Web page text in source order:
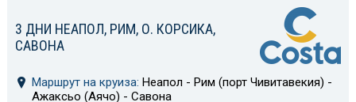
3 ДНИ НЕАПОЛ, РИМ, О. КОРСИКА,
САВОНА
Маршрут на круиза: Неапол - Рим (порт Чивитавекия) -
Ажаксьо (Аячо) - Савона